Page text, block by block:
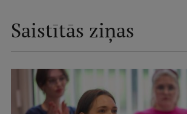
Saistītās ziņas